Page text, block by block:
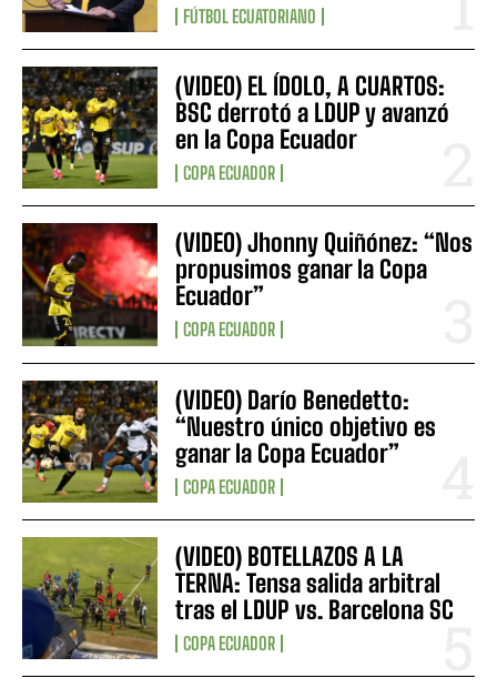
FÚTBOL ECUATORIANO
(VIDEO) EL ÍDOLO, A CUARTOS:
BSC derrotó a LDUP y avanzó
en la Copa Ecuador
COPA ECUADOR
(VIDEO) Jhonny Quiñónez: “Nos
propusimos ganar la Copa
Ecuador”
COPA ECUADOR
(VIDEO) Darío Benedetto:
“Nuestro único objetivo es
ganar la Copa Ecuador”
COPA ECUADOR
(VIDEO) BOTELLAZOS A LA
TERNA: Tensa salida arbitral
tras el LDUP vs. Barcelona SC
COPA ECUADOR